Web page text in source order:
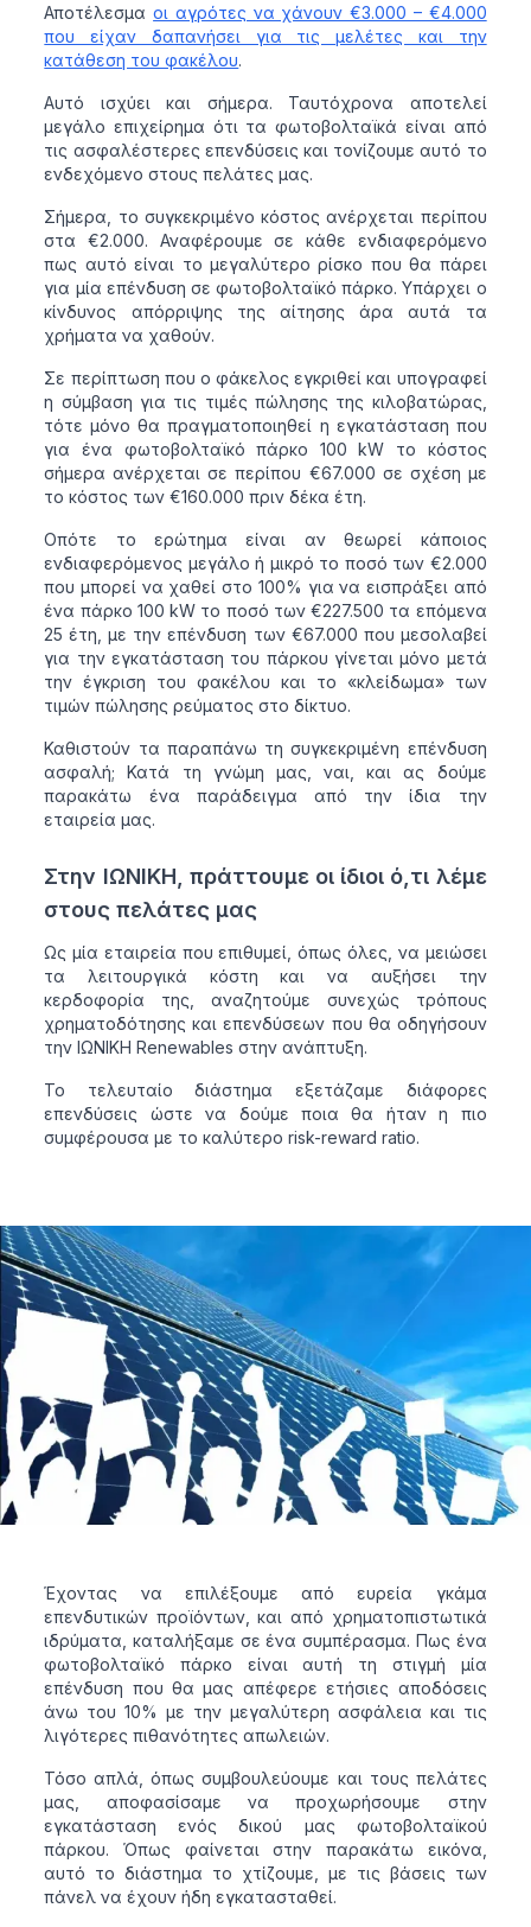
Αποτέλεσμαοι αγρότες να χάνουν €3.000 – €4.000
που είχαν δαπανήσει για τις μελέτες και την
κατάθεση του φακέλου.
Αυτό ισχύει και σήμερα. Ταυτόχρονα αποτελεί
μεγάλο επιχείρημα ότι τα φωτοβολταϊκά είναι από
τις ασφαλέστερες επενδύσεις και τονίζουμε αυτό το
ενδεχόμενο στους πελάτες μας.
Σήμερα, το συγκεκριμένο κόστος ανέρχεται περίπου
στα €2.000. Αναφέρουμε σε κάθε ενδιαφερόμενο
πως αυτό είναι το μεγαλύτερο ρίσκο που θα πάρει
για μία επένδυση σε φωτοβολταϊκό πάρκο. Υπάρχει ο
κίνδυνος απόρριψης της αίτησης άρα αυτά τα
χρήματα να χαθούν.
Σε περίπτωση που ο φάκελος εγκριθεί και υπογραφεί
η σύμβαση για τις τιμές πώλησης της κιλοβατώρας,
τότε μόνο θα πραγματοποιηθεί η εγκατάσταση που
για ένα φωτοβολταϊκό πάρκο 100 kW το κόστος
σήμερα ανέρχεται σε περίπου €67.000 σε σχέση με
το κόστος των €160.000 πριν δέκα έτη.
Οπότε το ερώτημα είναι αν θεωρεί κάποιος
ενδιαφερόμενος μεγάλο ή μικρό το ποσό των €2.000
που μπορεί να χαθεί στο 100% για να εισπράξει από
ένα πάρκο 100 kW το ποσό των €227.500 τα επόμενα
25 έτη, με την επένδυση των €67.000 που μεσολαβεί
για την εγκατάσταση του πάρκου γίνεται μόνο μετά
την έγκριση του φακέλου και το «κλείδωμα» των
τιμών πώλησης ρεύματος στο δίκτυο.
Καθιστούν τα παραπάνω τη συγκεκριμένη επένδυση
ασφαλή; Κατά τη γνώμη μας, ναι, και ας δούμε
παρακάτω ένα παράδειγμα από την ίδια την
εταιρεία μας.
Στην ΙΩΝΙΚΗ, πράττουμε οι ίδιοι ό,τι λέμε
στους πελάτες μας
Ως μία εταιρεία που επιθυμεί, όπως όλες, να μειώσει
τα λειτουργικά κόστη και να αυξήσει την
κερδοφορία της, αναζητούμε συνεχώς τρόπους
χρηματοδότησης και επενδύσεων που θα οδηγήσουν
την ΙΩΝΙΚΗ Renewables στην ανάπτυξη.
Το τελευταίο διάστημα εξετάζαμε διάφορες
επενδύσεις ώστε να δούμε ποια θα ήταν η πιο
συμφέρουσα με το καλύτερο risk-reward ratio.
Έχοντας να επιλέξουμε από ευρεία γκάμα
επενδυτικών προϊόντων, και από χρηματοπιστωτικά
ιδρύματα, καταλήξαμε σε ένα συμπέρασμα. Πως ένα
φωτοβολταϊκό πάρκο είναι αυτή τη στιγμή μία
επένδυση που θα μας απέφερε ετήσιες αποδόσεις
άνω του 10% με την μεγαλύτερη ασφάλεια και τις
λιγότερες πιθανότητες απωλειών.
Τόσο απλά, όπως συμβουλεύουμε και τους πελάτες
μας, αποφασίσαμε να προχωρήσουμε στην
εγκατάσταση ενός δικού μας φωτοβολταϊκού
πάρκου. Όπως φαίνεται στην παρακάτω εικόνα,
αυτό το διάστημα το χτίζουμε, με τις βάσεις των
πάνελ να έχουν ήδη εγκατασταθεί.